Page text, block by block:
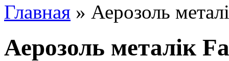
Главная » Аерозоль
Аерозоль металік